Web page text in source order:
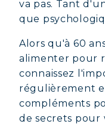
va pas. Tant
que
Alors qu'à 60
alimenter pour
connaissez
régulièrement
compléments
de secrets pour